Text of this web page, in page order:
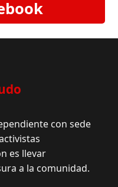
con sede
es llevar
a la comunidad.